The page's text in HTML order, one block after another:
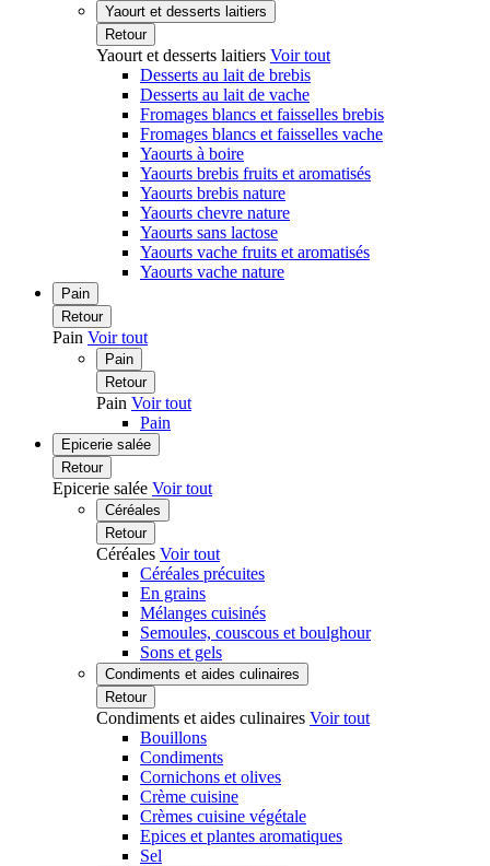
Yaourt et desserts laitiers
Retour
Yaourt et desserts laitiers Voir tout
Desserts au lait de brebis
Desserts au lait de vache
Fromages blancs et faisselles brebis
Fromages blancs et faisselles vache
Yaourts à boire
Yaourts brebis fruits et aromatisés
Yaourts brebis nature
Yaourts chevre nature
Yaourts sans lactose
Yaourts vache fruits et aromatisés
Yaourts vache nature
Pain
Retour
Pain Voir tout
Pain
Retour
Pain Voir tout
Pain
Epicerie salée
Retour
Epicerie salée Voir tout
Céréales
Retour
Céréales Voir tout
Céréales précuites
En grains
Mélanges cuisinés
Semoules, couscous et boulghour
Sons et gels
Condiments et aides culinaires
Retour
Condiments et aides culinaires Voir tout
Bouillons
Condiments
Cornichons et olives
Crème cuisine
Crèmes cuisine végétale
Epices et plantes aromatiques
Sel